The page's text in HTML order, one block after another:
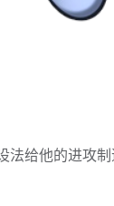
法给他的进攻制